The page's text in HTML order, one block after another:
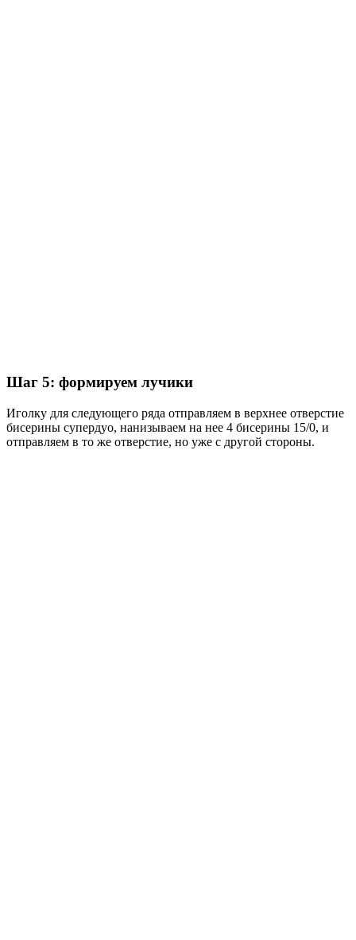
Шаг 5: формируем лучики
Иголку для следующего ряда отправляем в верхнее отверстие
бисерины супердуо, нанизываем на нее 4 бисерины 15/0, и
отправляем в то же отверстие, но уже с другой стороны.